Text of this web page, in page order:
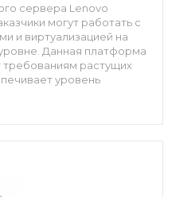
сервера Lenovo
могут работать с
и виртуализацией на
Данная платформа
требованиям растущих
уровень